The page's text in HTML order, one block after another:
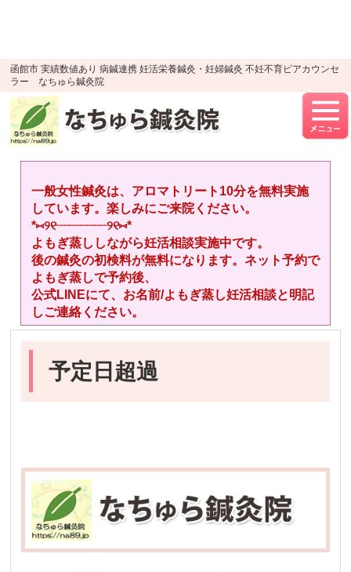
函館市 実績数値あり 病鍼連携 妊活栄養鍼灸・妊婦鍼灸 不妊不育ピアカウンセ
ラー なちゅら鍼灸院
一般女性鍼灸は、アロマトリート10分を無料実施
しています。楽しみにご来院ください。
*⑅︎୨୧┈︎┈︎┈︎┈︎୨୧⑅︎*
よもぎ蒸ししながら妊活相談実施中です。
後の鍼灸の初検料が無料になります。ネット予約で
よもぎ蒸しで予約後、
公式LINEにて、お名前/よもぎ蒸し妊活相談と明記
しご連絡ください。
予定日超過